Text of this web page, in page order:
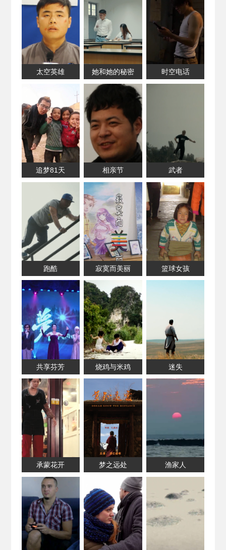
太空英雄 她和她的秘密 时空电话
追梦81天 相亲节 武者
跑酷 寂寞而美丽 篮球女孩
共享芬芳 烧鸡与米鸡 迷失
承蒙花开 梦之远处 渔家人